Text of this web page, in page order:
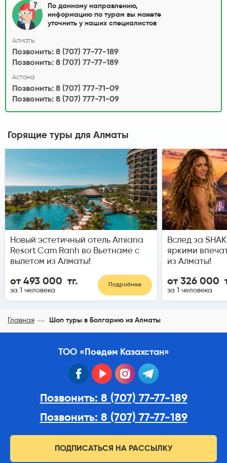
По данному направлению,
информацию по турам вы можете
уточнить у наших специалистов
Алматы
Позвонить: 8 (707) 77-77-189
Позвонить: 8 (707) 77-77-189
Астана
Позвонить: 8 (707) 777-71-09
Позвонить: 8 (707) 777-71-09
Горящие туры для Алматы
Новый эстетичный отель Amiana
Resort Cam Ranh во Вьетнаме с
вылетом из Алматы!
от 493 000 тг.
за 1 человека
Подробнее
Вслед за
яркими
из Алматы!
от 326 000
за 1 человека
Главная Шоп туры в Болгарию из Алматы
ТОО «Поедем Казахстан»
facebook youtube instagram
Позвонить: 8 (707) 77-77-189
Позвонить: 8 (707) 77-77-189
ПОДПИСАТЬСЯ НА РАССЫЛКУ